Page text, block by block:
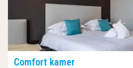
Comfort kamer